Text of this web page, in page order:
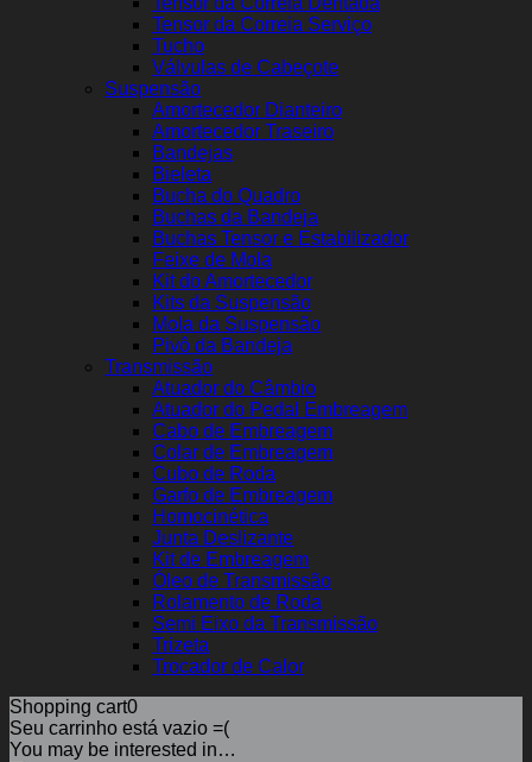
Tensor da Correia Serviço
Tucho
Válvulas de Cabeçote
Suspensão
Amortecedor Dianteiro
Amortecedor Traseiro
Bandejas
Bieleta
Bucha do Quadro
Buchas da Bandeja
Buchas Tensor e Estabilizador
Feixe de Mola
Kit do Amortecedor
Kits da Suspensão
Mola da Suspensão
Pivô da Bandeja
Transmissão
Atuador do Câmbio
Atuador do Pedal Embreagem
Cabo de Embreagem
Colar de Embreagem
Cubo de Roda
Garfo de Embreagem
Homocinética
Junta Deslizante
Kit de Embreagem
Óleo de Transmissão
Rolamento de Roda
Semi Eixo da Transmissão
Trizeta
Trocador de Calor
Shopping cart0
Seu carrinho está vazio =(
You may be interested in…